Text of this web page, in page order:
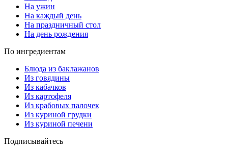
На ужин
На каждый день
На праздничный стол
На день рождения
По ингредиентам
Блюда из баклажанов
Из говядины
Из кабачков
Из картофеля
Из крабовых палочек
Из куриной грудки
Из куриной печени
Подписывайтесь